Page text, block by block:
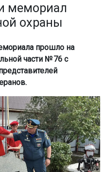
мемориал
охраны
прошло на
части № 76 с